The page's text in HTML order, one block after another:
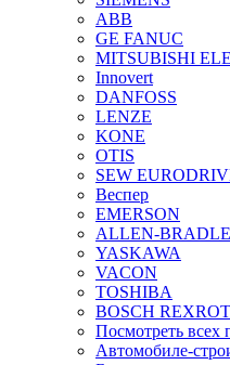
ABB
GE FANUC
MITSUBISHI
Innovert
DANFOSS
LENZE
KONE
OTIS
SEW
Веспер
EMERSON
ALLEN-
YASKAWA
VACON
TOSHIBA
BOSCH
Посмотреть всех
Автомобиле-